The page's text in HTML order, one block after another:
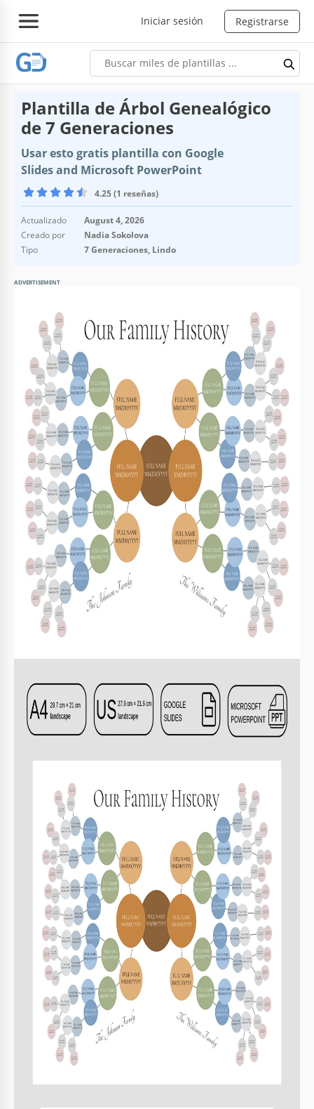
Iniciar sesión Registrarse
Plantilla de Árbol Genealógico
de 7 Generaciones
Usar esto gratis plantilla con Google
Slides and Microsoft PowerPoint
4.25 (1 reseñas)
Actualizado
August 4, 2026
Creado por
Nadia Sokolova
Tipo
7 Generaciones, Lindo
ADVERTISEMENT